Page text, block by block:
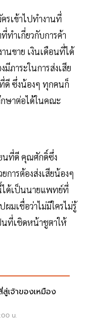
รเข้าไปทำงานที่
ำเกี่ยวกับการค้า
นขาย เงินเดือนที่ได้
ภาระในการส่งเสีย
ดี ซึ่งน้องๆ ทุกคนก็
ษาต่อได้ในคณะ
นที่ดี คุณศักดิ์ซึ่ง
การต้องส่งเสียน้องๆ
ด้เป็นนายแพทย์ที่
มเชื่อว่าไม่มีใครไม่รู้
ที่เชิดหน้าชูตาให้
เจ้าของเหมือง
น.